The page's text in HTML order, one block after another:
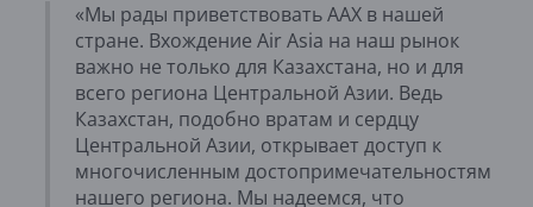
«Мы рады приветствовать ААХ в нашей
стране. Вхождение Air Asia на наш рынок
важно не только для Казахстана, но и для
всего региона Центральной Азии. Ведь
Казахстан, подобно вратам и сердцу
Центральной Азии, открывает доступ к
многочисленным достопримечательностям
нашего региона. Мы надеемся, что